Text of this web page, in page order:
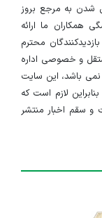
شدن به مرجع بروز
ما ارائه
محترم
و خصوصی اداره
باشد، این سایت
لازم است که
سقم اخبار منتشر